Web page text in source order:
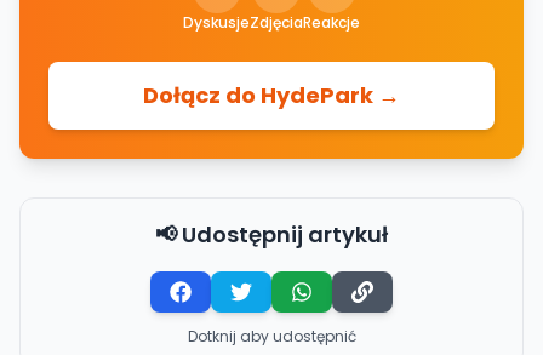
DyskusjeZdjęciaReakcje
Dołącz do HydePark →
📢 Udostępnij artykuł
Dotknij aby udostępnić